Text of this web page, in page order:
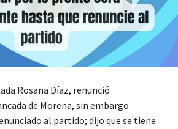
Rosana Díaz, renunció
de Morena, sin embargo
al partido; dijo que se tiene